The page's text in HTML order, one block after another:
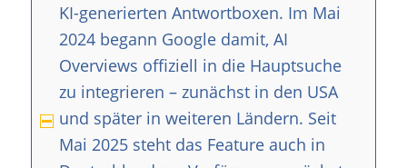
KI-generierten Antwortboxen. Im Mai
2024 begann Google damit, AI
Overviews offiziell in die Hauptsuche
zu integrieren – zunächst in den USA
und später in weiteren Ländern. Seit
Mai 2025 steht das Feature auch in